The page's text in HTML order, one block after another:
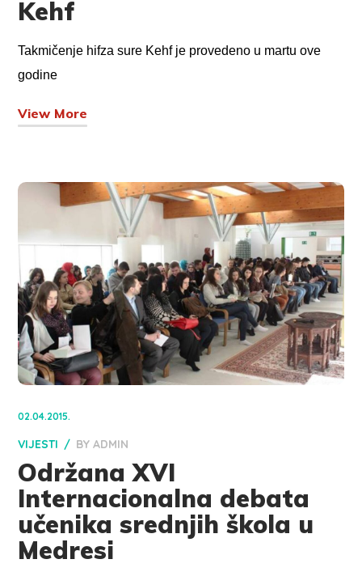
Kehf
Takmičenje hifza sure Kehf je provedeno u martu ove
godine
View More
02.04.2015.
VIJESTI BYADMIN
Održana XVI
Internacionalna debata
učenika srednjih škola u
Medresi